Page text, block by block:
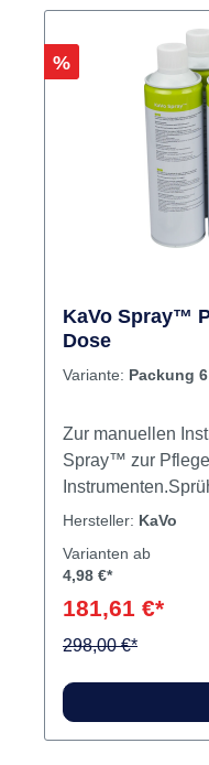
Rabatt
%
KaVo Spray™
Dose
Variante: Packung
Zur manuellen
Spray™ zur
INTRA-
von FG-
MULTIflex
Instrumente.
Schmiermittel
Hersteller: KaVo
Varianten ab
4,98 €*
181,61 €*
298,00 €*